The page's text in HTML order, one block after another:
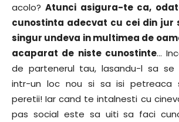
acolo?Atunci asigura-te ca,
cunostinta adecvat cu cei din jur
singur undeva in multimea de
acaparat de niste cunostinte…
de partenerul tau, lasandu-l sa se
intr-un loc nou si sa isi petreaca
peretii! Iar cand te intalnesti cu
pas social este sa uiti sa faci